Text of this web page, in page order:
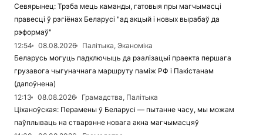
Севярынец: Трэба мець каманды, гатовыя пры магчымасці
правесці ў рэгіёнах Беларусі "ад акцый і новых вырабаў да
рэформаў"
12:54
08.08.2026
Палітыка, Эканоміка
Беларусь могуць падключыць да рэалізацыі праекта першага
грузавога чыгуначнага маршруту паміж РФ і Пакістанам
(дапоўнена)
12:13
08.08.2026
Грамадства, Палітыка
Ціханоўская: Перамены ў Беларусі — пытанне часу, мы можам
паўплываць на стварэнне новага акна магчымасцяў